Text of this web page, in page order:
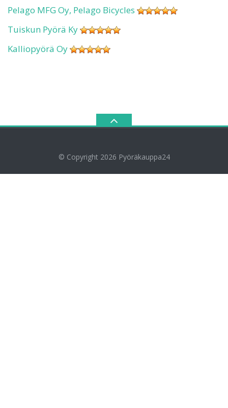
Pelago MFG Oy, Pelago Bicycles
Tuiskun Pyörä Ky
Kalliopyörä Oy
© Copyright 2026 Pyöräkauppa24